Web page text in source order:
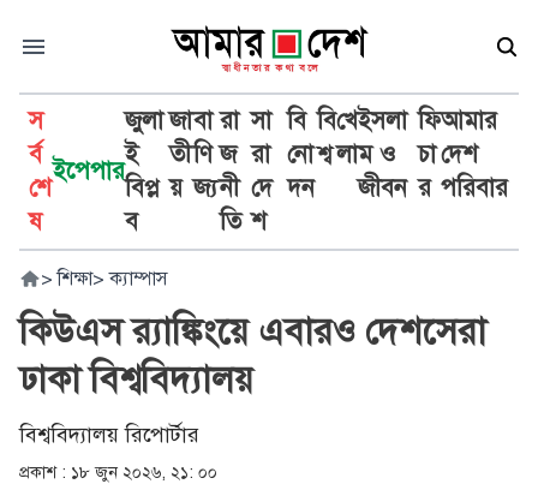
স
র্ব
শে
ষ
ইপেপার
জুলা
ই
বিপ্ল
ব
জা
তী
য়
বা
ণি
জ্য
রা
জ
নী
তি
সা
রা
দে
শ
বি
নো
দন
বি
শ্ব
খে
লা
ইসলা
ম ও
জীবন
ফি
চা
র
আমার
দেশ
পরিবার
> শিক্ষা> ক্যাম্পাস
কিউএস র‌্যাঙ্কিংয়ে এবারও দেশসেরা
ঢাকা বিশ্ববিদ্যালয়
বিশ্ববিদ্যালয় রিপোর্টার
প্রকাশ : ১৮ জুন ২০২৬, ২১: ০০